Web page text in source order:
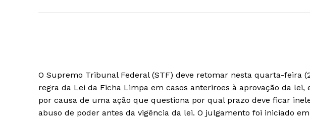
O Supremo Tribunal Federal (STF) deve retomar nesta quarta-feira
regra da Lei da Ficha Limpa em casos anteriroes à aprovação da lei,
por causa de uma ação que questiona por qual prazo deve ficar
abuso de poder antes da vigência da lei. O julgamento foi iniciado